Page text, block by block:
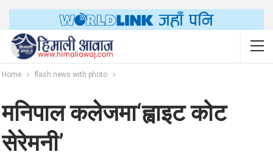
Home flash news with photo
मनिपाल कलेजमा‘ह्वाइट कोट
सेरेमनी’